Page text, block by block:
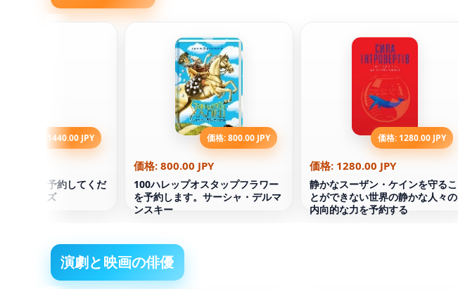
価格: 1440.00 JPY
選択して予約してくだ
・コリンズ
価格: 800.00 JPY
価格: 800.00 JPY
100ハレップオスタップフラワー
を予約します。サーシャ・デルマ
ンスキー
価格: 1280.00 JPY
価格: 1280.00 JPY
静かなスーザン・ケインを守るこ
とができない世界の静かな人々の
内向的な力を予約する
演劇と映画の俳優